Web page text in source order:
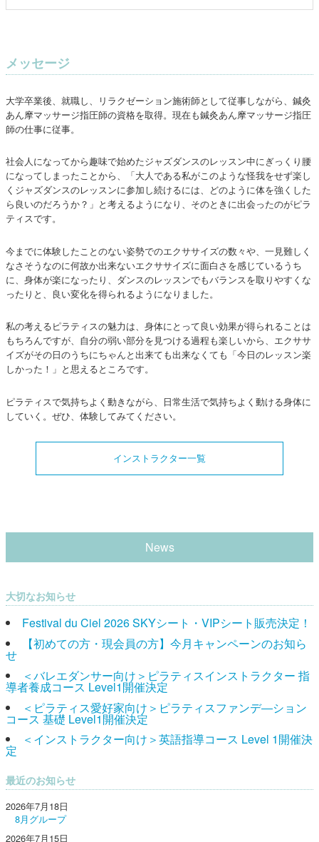
メッセージ
大学卒業後、就職し、リラクゼーション施術師として従事しながら、鍼灸
あん摩マッサージ指圧師の資格を取得。現在も鍼灸あん摩マッサージ指圧
師の仕事に従事。
社会人になってから趣味で始めたジャズダンスのレッスン中にぎっくり腰
になってしまったことから、「大人である私がこのような怪我をせず楽し
くジャズダンスのレッスンに参加し続けるには、どのように体を強くした
ら良いのだろうか？」と考えるようになり、そのときに出会ったのがピラ
ティスです。
今までに体験したことのない姿勢でのエクササイズの数々や、一見難しく
なさそうなのに何故か出来ないエクササイズに面白さを感じているうち
に、身体が楽になったり、ダンスのレッスンでもバランスを取りやすくな
ったりと、良い変化を得られるようになりました。
私の考えるピラティスの魅力は、身体にとって良い効果が得られることは
もちろんですが、自分の弱い部分を見つける過程も楽しいから、エクササ
イズがその日のうちにちゃんと出来ても出来なくても「今日のレッスン楽
しかった！」と思えるところです。
ピラティスで気持ちよく動きながら、日常生活で気持ちよく動ける身体に
していく。ぜひ、体験してみてください。
インストラクター一覧
News
大切なお知らせ
Festival du Ciel 2026 SKYシート・VIPシート販売決定！
【初めての方・現会員の方】今月キャンペーンのお知ら
せ
＜バレエダンサー向け＞ピラティスインストラクター 指
導者養成コース Level1開催決定
＜ピラティス愛好家向け＞ピラティスファンデ―ション
コース 基礎 Level1開催決定
＜インストラクター向け＞英語指導コース Level 1開催決
定
最近のお知らせ
2026年7月18日
8月グループ
2026年7月15日